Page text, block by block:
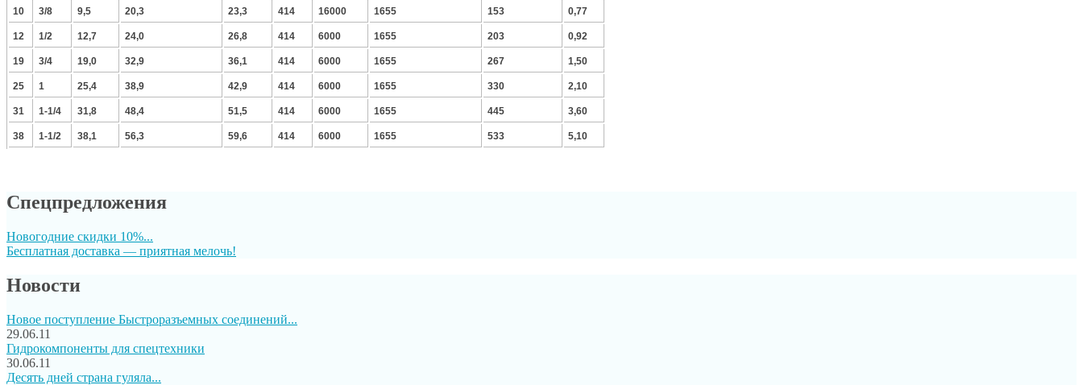
10 3/8 9,5 20,3 23,3 414 16000 1655 153 0,77
12 1/2 12,7 24,0 26,8 414 6000 1655 203 0,92
19 3/4 19,0 32,9 36,1 414 6000 1655 267 1,50
25 1 25,4 38,9 42,9 414 6000 1655 330 2,10
31 1-1/4 31,8 48,4 51,5 414 6000 1655 445 3,60
38 1-1/2 38,1 56,3 59,6 414 6000 1655 533 5,10
Спецпредложения
Новогодние скидки 10%...
Бесплатная доставка — приятная мелочь!
Новости
Новое поступление Быстроразъемных соединений...
29.06.11
Гидрокомпоненты для спецтехники
30.06.11
Десять дней страна гуляла...